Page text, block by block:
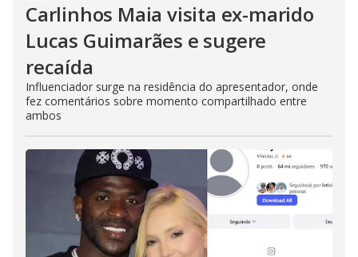
Carlinhos Maia visita ex-marido
Lucas Guimarães e sugere
recaída
Influenciador surge na residência do apresentador, onde
fez comentários sobre momento compartilhado entre
ambos